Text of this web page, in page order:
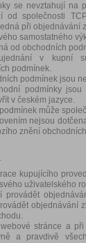
se nevztahují na
od společnosti
při objednávání
samostatného
od obchodních
v kupní
podmínek.
podmínek jsou
podmínky jsou
v českém jazyce.
může
nejsou
znění
kupujícího
uživatelského
provádět
objednávání
stránce a při
a pravdivě